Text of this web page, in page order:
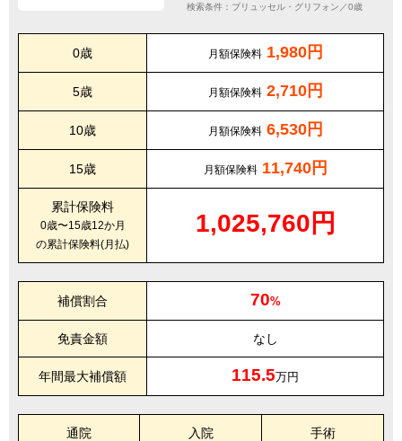
検索条件：ブリュッセル・グリフォン／0歳
0歳 月額保険料 1,980円
5歳 月額保険料 2,710円
10歳 月額保険料 6,530円
15歳 月額保険料 11,740円
累計保険料
0歳〜15歳12か月
の累計保険料(月払)
1,025,760円
補償割合 70%
免責金額 なし
年間最大補償額 115.5万円
通院 入院 手術